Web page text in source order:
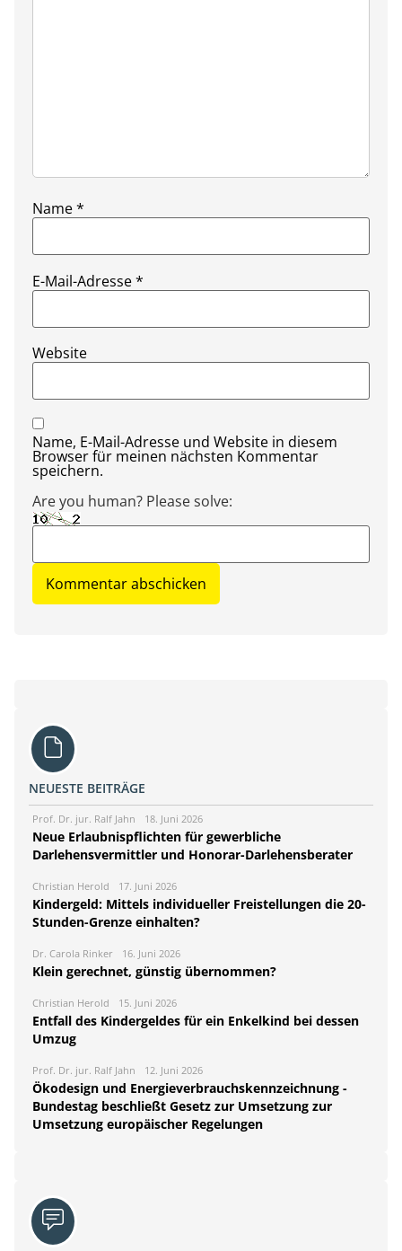
Name*
E-Mail-Adresse*
Website
Name, E-Mail-Adresse und Website in diesem
Browser für meinen nächsten Kommentar
speichern.
Are you human? Please solve:
NEUESTE BEITRÄGE
Prof. Dr. jur. Ralf Jahn 18. Juni 2026
Neue Erlaubnispflichten für gewerbliche
Darlehensvermittler und Honorar-Darlehensberater
Christian Herold 17. Juni 2026
Kindergeld: Mittels individueller Freistellungen die 20-
Stunden-Grenze einhalten?
Dr. Carola Rinker 16. Juni 2026
Klein gerechnet, günstig übernommen?
Christian Herold 15. Juni 2026
Entfall des Kindergeldes für ein Enkelkind bei dessen
Umzug
Prof. Dr. jur. Ralf Jahn 12. Juni 2026
Ökodesign und Energieverbrauchskennzeichnung -
Bundestag beschließt Gesetz zur Umsetzung zur
Umsetzung europäischer Regelungen